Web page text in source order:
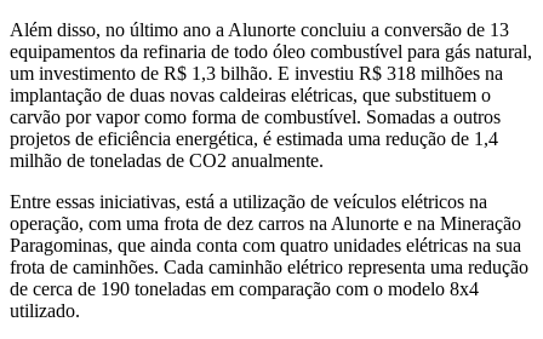
Além disso, no último ano a Alunorte concluiu a conversão de 13
equipamentos da refinaria de todo óleo combustível para gás natural,
um investimento de R$ 1,3 bilhão. E investiu R$ 318 milhões na
implantação de duas novas caldeiras elétricas, que substituem o
carvão por vapor como forma de combustível. Somadas a outros
projetos de eficiência energética, é estimada uma redução de 1,4
milhão de toneladas de CO2 anualmente.
Entre essas iniciativas, está a utilização de veículos elétricos na
operação, com uma frota de dez carros na Alunorte e na Mineração
Paragominas, que ainda conta com quatro unidades elétricas na sua
frota de caminhões. Cada caminhão elétrico representa uma redução
de cerca de 190 toneladas em comparação com o modelo 8x4
utilizado.